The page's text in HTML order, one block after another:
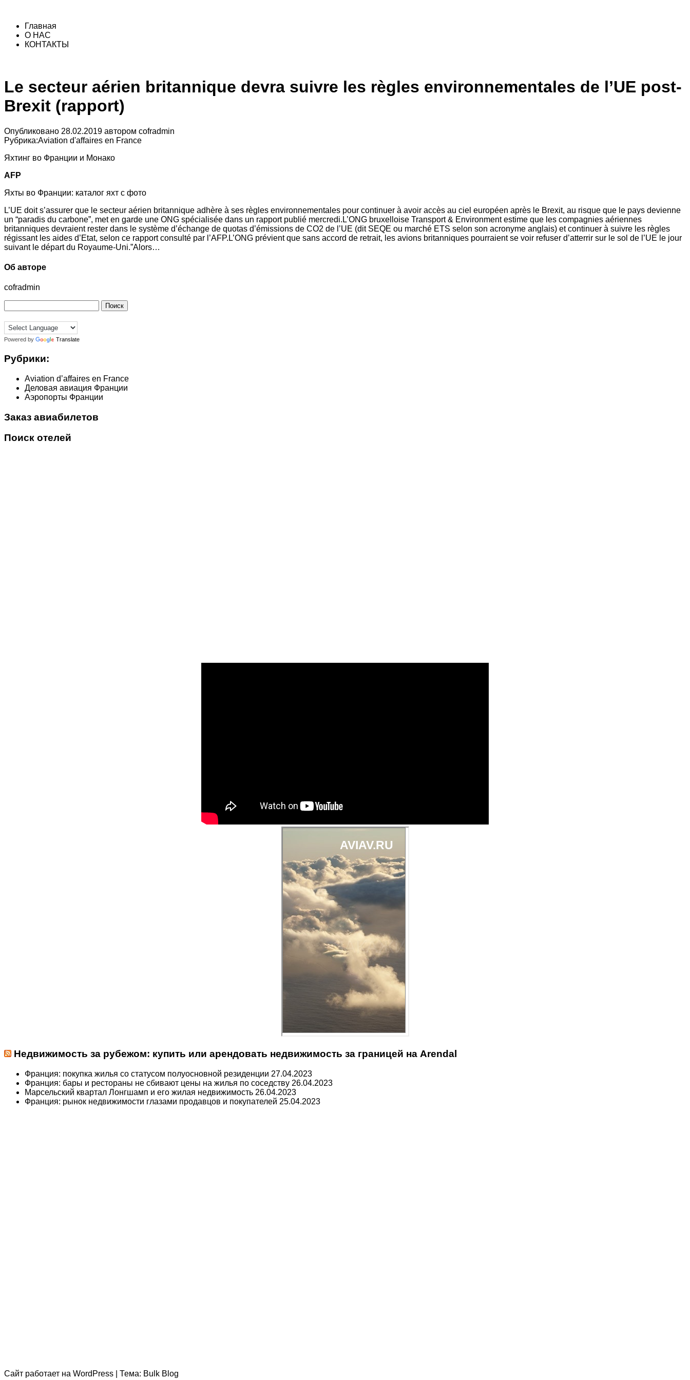
Главная
О НАС
КОНТАКТЫ
Le secteur aérien britannique devra suivre les règles environnementales de l’UE post-
Brexit (rapport)
Опубликовано 28.02.2019 автором cofradmin
Рубрика:Aviation d'affaires en France
Яхтинг во Франции и Монако
AFP
Яхты во Франции: каталог яхт с фото
L’UE doit s’assurer que le secteur aérien britannique adhère à ses règles environnementales pour continuer à avoir accès au ciel européen après le Brexit, au risque que le pays devienne
un “paradis du carbone”, met en garde une ONG spécialisée dans un rapport publié mercredi.L’ONG bruxelloise Transport & Environment estime que les compagnies aériennes
britanniques devraient rester dans le système d’échange de quotas d’émissions de CO2 de l’UE (dit SEQE ou marché ETS selon son acronyme anglais) et continuer à suivre les règles
régissant les aides d’Etat, selon ce rapport consulté par l’AFP.L’ONG prévient que sans accord de retrait, les avions britanniques pourraient se voir refuser d’atterrir sur le sol de l’UE le jour
suivant le départ du Royaume-Uni.”Alors…
Об авторе
cofradmin
Powered by Translate
Рубрики:
Aviation d’affaires en France
Деловая авиация Франции
Аэропорты Франции
Заказ авиабилетов
Поиск отелей
Недвижимость за рубежом: купить или арендовать недвижимость за границей на Arendal
Франция: покупка жилья со статусом полуосновной резиденции 27.04.2023
Франция: бары и рестораны не сбивают цены на жилья по соседству 26.04.2023
Марсельский квартал Лонгшамп и его жилая недвижимость 26.04.2023
Франция: рынок недвижимости глазами продавцов и покупателей 25.04.2023
Сайт работает на WordPress Тема: Bulk Blog